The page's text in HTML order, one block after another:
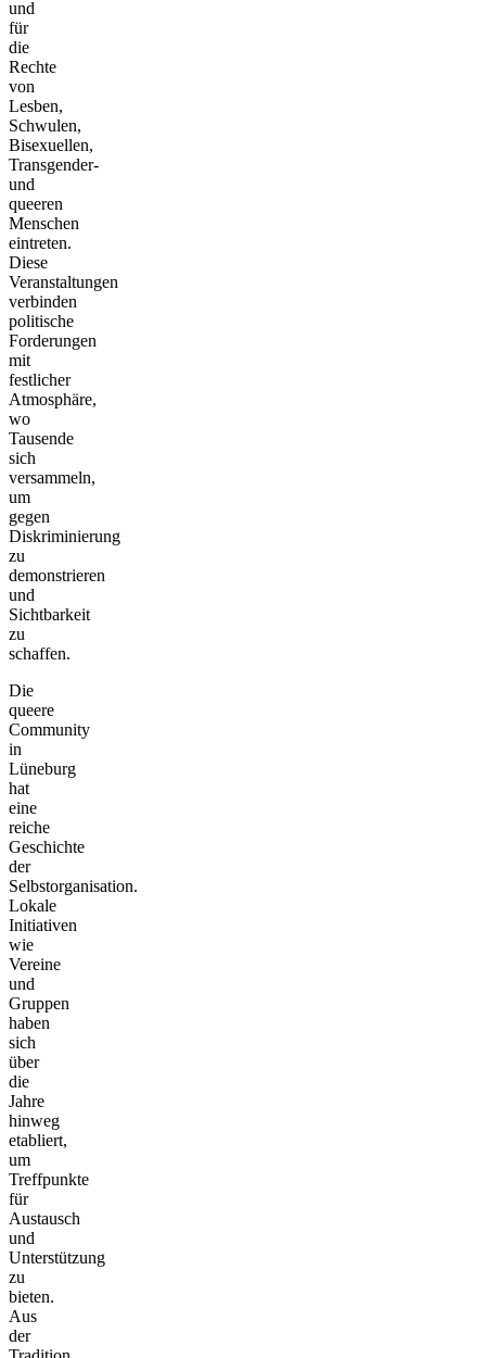
und
für
die
Rechte
von
Lesben,
Schwulen,
Bisexuellen,
Transgender-
und
queeren
Menschen
eintreten.
Diese
Veranstaltungen
verbinden
politische
Forderungen
mit
festlicher
Atmosphäre,
wo
Tausende
sich
versammeln,
um
gegen
Diskriminierung
zu
demonstrieren
und
Sichtbarkeit
zu
schaffen.
Die
queere
Community
in
Lüneburg
hat
eine
reiche
Geschichte
der
Selbstorganisation.
Lokale
Initiativen
wie
Vereine
und
Gruppen
haben
sich
über
die
Jahre
hinweg
etabliert,
um
Treffpunkte
für
Austausch
und
Unterstützung
zu
bieten.
Aus
der